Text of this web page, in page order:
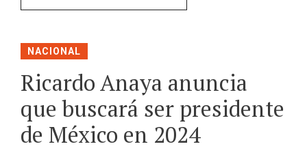
NACIONAL
Ricardo Anaya anuncia
que buscará ser presidente
de México en 2024